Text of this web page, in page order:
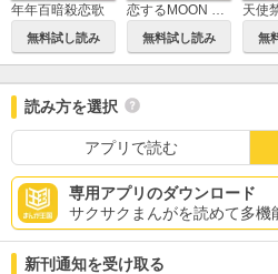
年年百暗殺恋歌
無料試し読み 無料試し読み 無
読み方を選択
アプリで読む
専用アプリのダウンロード
サクサクまんがを読めて多機
新刊通知を受け取る